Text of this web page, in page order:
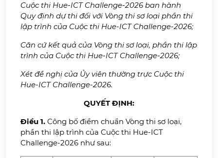
Cuộc thi Hue-ICT Challenge-2026 ban hành
Quy định dự thi đối với Vòng thi sơ loại phần thi
lập trình của Cuộc thi Hue-ICT Challenge-2026;
Căn cứ kết quả của Vòng thi sơ loại, phần thi lập
trình của Cuộc thi Hue-ICT Challenge-2026;
Xét đề nghị của Ủy viên thường trực Cuộc thi
Hue-ICT Challenge-2026.
QUYẾT ĐỊNH:
Điều 1. Công bố điểm chuẩn Vòng thi sơ loại,
phần thi lập trình của Cuộc thi Hue-ICT
Challenge-2026 như sau: